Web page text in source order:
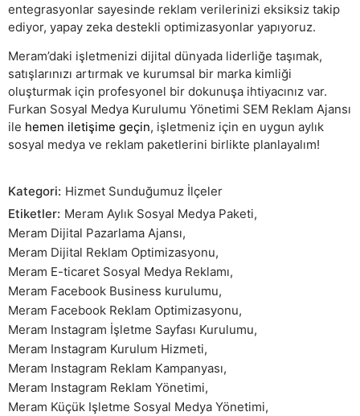
entegrasyonlar sayesinde reklam verilerinizi eksiksiz takip
ediyor, yapay zeka destekli optimizasyonlar yapıyoruz.
Meram’daki işletmenizi dijital dünyada liderliğe taşımak,
satışlarınızı artırmak ve kurumsal bir marka kimliği
oluşturmak için profesyonel bir dokunuşa ihtiyacınız var.
Furkan Sosyal Medya Kurulumu Yönetimi SEM Reklam Ajansı
ile hemen iletişime geçin, işletmeniz için en uygun aylık
sosyal medya ve reklam paketlerini birlikte planlayalım!
Kategori: Hizmet Sunduğumuz İlçeler
Etiketler: Meram Aylık Sosyal Medya Paketi,
Meram Dijital Pazarlama Ajansı,
Meram Dijital Reklam Optimizasyonu,
Meram E-ticaret Sosyal Medya Reklamı,
Meram Facebook Business kurulumu,
Meram Facebook Reklam Optimizasyonu,
Meram Instagram İşletme Sayfası Kurulumu,
Meram Instagram Kurulum Hizmeti,
Meram Instagram Reklam Kampanyası,
Meram Instagram Reklam Yönetimi,
Meram Küçük Işletme Sosyal Medya Yönetimi,